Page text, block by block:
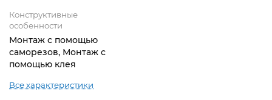
Конструктивные
особенности
Монтаж с помощью
саморезов, Монтаж с
помощью клея
Все характеристики